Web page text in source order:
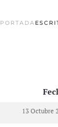
PORTADA
13 Octubre